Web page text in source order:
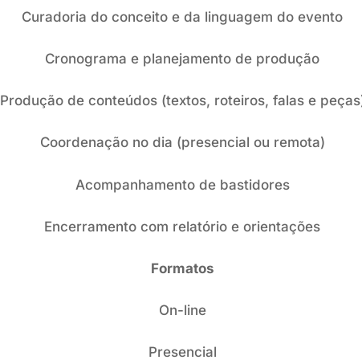
Curadoria do conceito e da linguagem do evento
Cronograma e planejamento de produção
Produção de conteúdos (textos, roteiros, falas e
Coordenação no dia (presencial ou remota)
Acompanhamento de bastidores
Encerramento com relatório e orientações
Formatos
On-line
Presencial